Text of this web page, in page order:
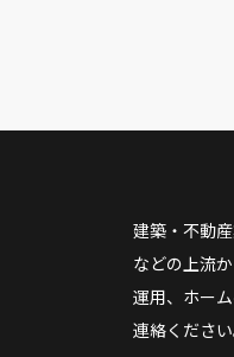
建築・不動
などの上流
運用、ホー
連絡ください